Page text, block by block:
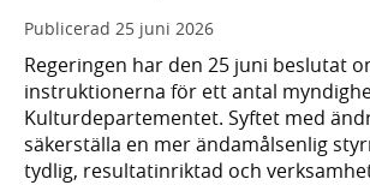
Publicerad 25 juni 2026
Regeringen har den 25 juni beslutat
instruktionerna för ett antal
Kulturdepartementet. Syftet med
säkerställa en mer ändamålsenlig
tydlig, resultatinriktad och